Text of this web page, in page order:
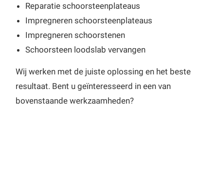
Reparatie schoorsteenplateaus
Impregneren schoorsteenplateaus
Impregneren schoorstenen
Schoorsteen loodslab vervangen
Wij werken met de juiste oplossing en het beste
resultaat. Bent u geïnteresseerd in een van
bovenstaande werkzaamheden?